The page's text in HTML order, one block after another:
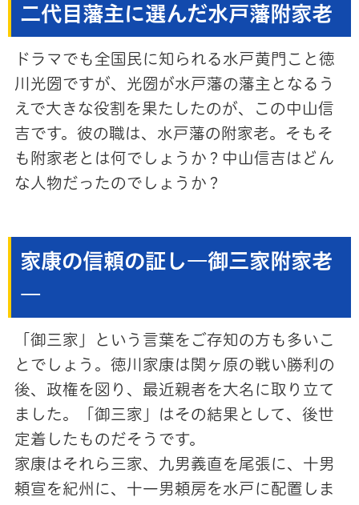
二代目藩主に選んだ水戸藩附家老
ドラマでも全国民に知られる水戸黄門こと徳
川光圀ですが、光圀が水戸藩の藩主となるう
えで大きな役割を果たしたのが、この中山信
吉です。彼の職は、水戸藩の附家老。そもそ
も附家老とは何でしょうか？中山信吉はどん
な人物だったのでしょうか？
家康の信頼の証し―御三家附家老
―
「御三家」という言葉をご存知の方も多いこ
とでしょう。徳川家康は関ヶ原の戦い勝利の
後、政権を図り、最近親者を大名に取り立て
ました。「御三家」はその結果として、後世
定着したものだそうです。
家康はそれら三家、九男義直を尾張に、十男
頼宣を紀州に、十一男頼房を水戸に配置しま